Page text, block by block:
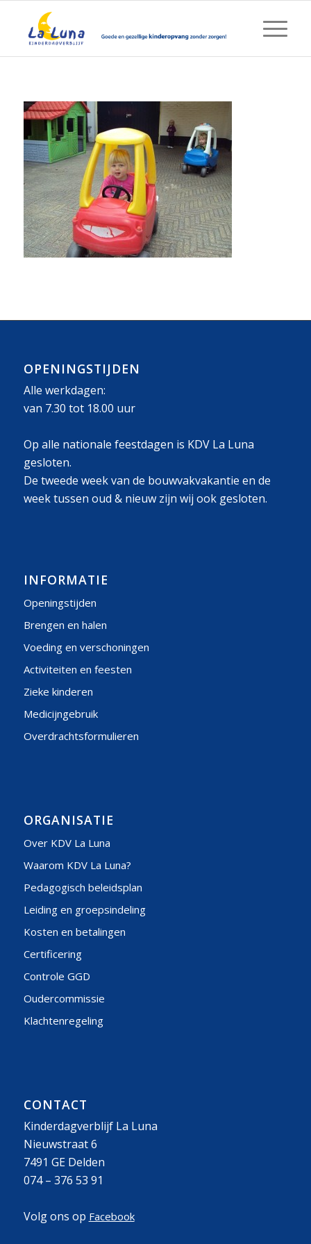
OPENINGSTIJDEN
Alle werkdagen:
van 7.30 tot 18.00 uur
Op alle nationale feestdagen is KDV La Luna
gesloten.
De tweede week van de bouwvakvakantie en de
week tussen oud & nieuw zijn wij ook gesloten.
INFORMATIE
Openingstijden
Brengen en halen
Voeding en verschoningen
Activiteiten en feesten
Zieke kinderen
Medicijngebruik
Overdrachtsformulieren
ORGANISATIE
Over KDV La Luna
Waarom KDV La Luna?
Pedagogisch beleidsplan
Leiding en groepsindeling
Kosten en betalingen
Certificering
Controle GGD
Oudercommissie
Klachtenregeling
CONTACT
Kinderdagverblijf La Luna
Nieuwstraat 6
7491 GE Delden
074 – 376 53 91
Volg ons op Facebook